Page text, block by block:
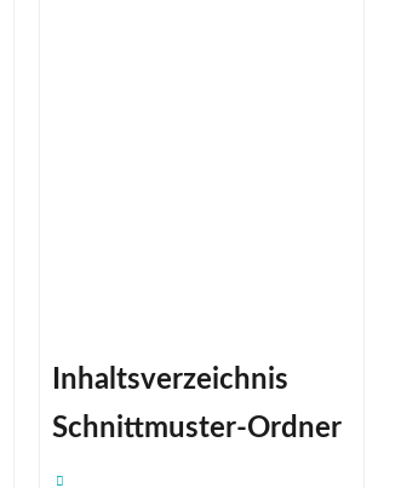
Inhaltsverzeichnis
Schnittmuster-Ordner